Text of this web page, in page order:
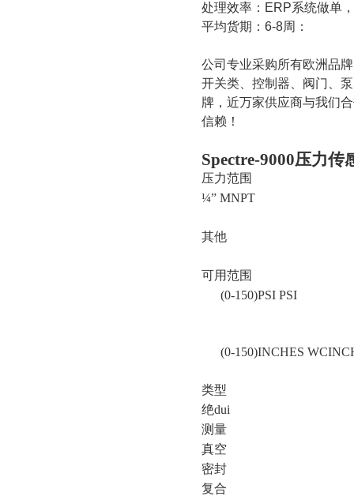
处理效率： ERP系统做单
平均货期： 6-8周：
公司专业采购所有欧洲品
开关类、控制器、阀门、
牌，近万家供应商与我们
信赖！
Spectre-9000压力传
压力范围
¼” MNPT
其他
可用范围
(0-150)PSI PSI
(0-150)INCHES
类型
绝dui
测量
真空
密封
复合